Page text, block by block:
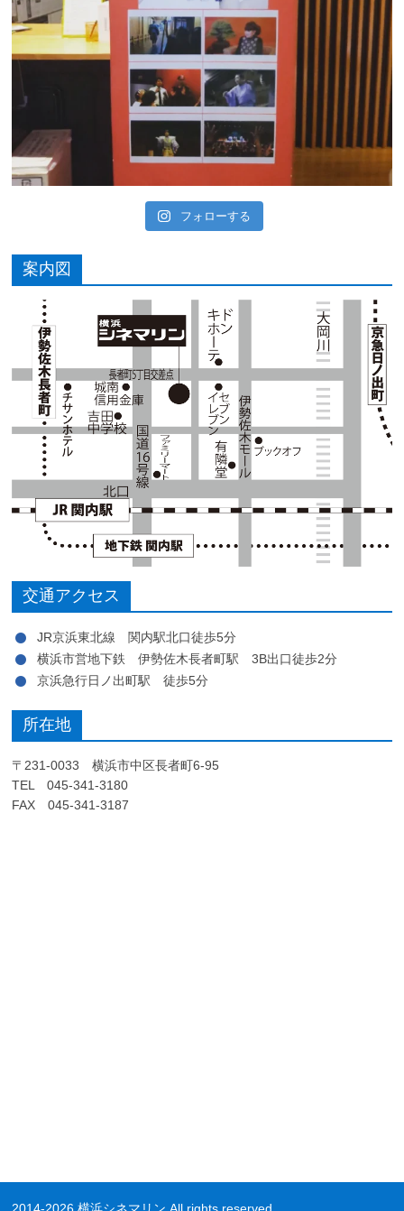
フォローする
案内図
交通アクセス
JR京浜東北線 関内駅北口徒歩5分
横浜市営地下鉄 伊勢佐木長者町駅 3B出口徒歩2分
京浜急行日ノ出町駅 徒歩5分
所在地
〒231-0033 横浜市中区長者町6-95
TEL 045-341-3180
FAX 045-341-3187
2014-2026 横浜シネマリン All rights reserved.